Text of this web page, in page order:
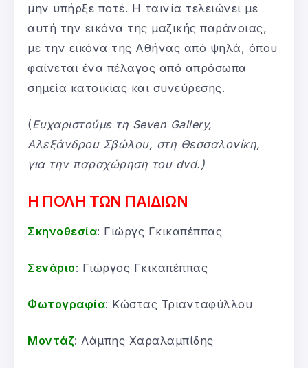
μην υπήρξε ποτέ. Η ταινία τελειώνει με
αυτή την εικόνα της μαζικής παράνοιας,
με την εικόνα της Αθήνας από ψηλά, όπου
φαίνεται ένα πέλαγος από απρόσωπα
σημεία κατοικίας και συνεύρεσης.
(Ευχαριστούμε τη Seven Gallery,
Αλεξάνδρου Σβώλου, στη Θεσσαλονίκη,
για την παραχώρηση του dvd.)
Η ΠΟΛΗ ΤΩΝ ΠΑΙΔΙΩΝ
Σκηνοθεσία: Γιώργς Γκικαπέππας
Σενάριο: Γιώργος Γκικαπέππας
Φωτογραφία: Κώστας Τριανταφύλλου
Μοντάζ: Λάμπης Χαραλαμπίδης